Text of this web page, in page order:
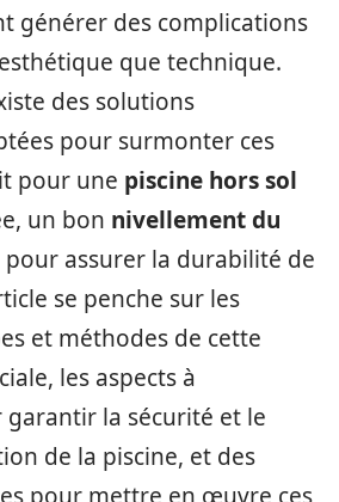
générer des complications
que technique.
des solutions
pour surmonter ces
pour une piscine hors sol
un bon nivellement du
pour assurer la durabilité de
se penche sur les
et méthodes de cette
les aspects à
la sécurité et le
de la piscine, et des